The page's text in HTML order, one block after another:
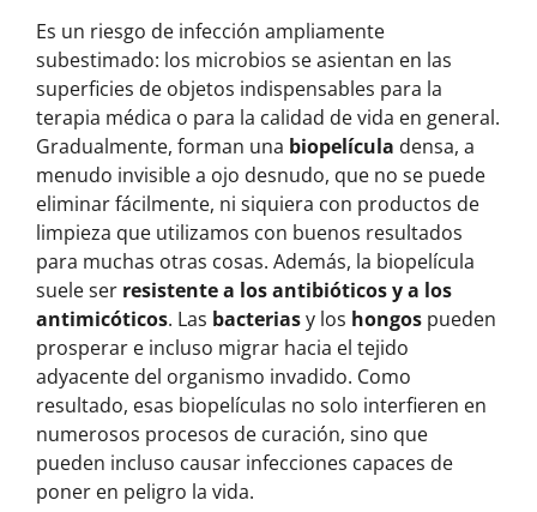
Es un riesgo de infección ampliamente
subestimado: los microbios se asientan en las
superficies de objetos indispensables para la
terapia médica o para la calidad de vida en general.
Gradualmente, forman una biopelícula densa, a
menudo invisible a ojo desnudo, que no se puede
eliminar fácilmente, ni siquiera con productos de
limpieza que utilizamos con buenos resultados
para muchas otras cosas. Además, la biopelícula
suele ser resistente a los antibióticos y a los
antimicóticos. Las bacteriasy los hongos pueden
prosperar e incluso migrar hacia el tejido
adyacente del organismo invadido. Como
resultado, esas biopelículas no solo interfieren en
numerosos procesos de curación, sino que
pueden incluso causar infecciones capaces de
poner en peligro la vida.